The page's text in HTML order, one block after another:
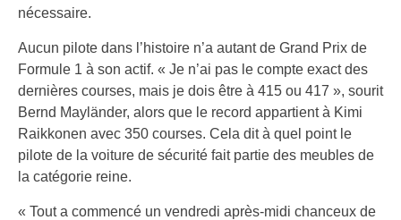
nécessaire.
Aucun pilote dans l’histoire n’a autant de Grand Prix de
Formule 1 à son actif. « Je n’ai pas le compte exact des
dernières courses, mais je dois être à 415 ou 417 », sourit
Bernd Mayländer, alors que le record appartient à Kimi
Raikkonen avec 350 courses. Cela dit à quel point le
pilote de la voiture de sécurité fait partie des meubles de
la catégorie reine.
« Tout a commencé un vendredi après-midi chanceux de